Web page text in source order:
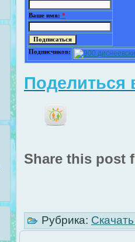
Ваше имя: *
Подписчиков:
Поделиться
Share this post
Рубрика: